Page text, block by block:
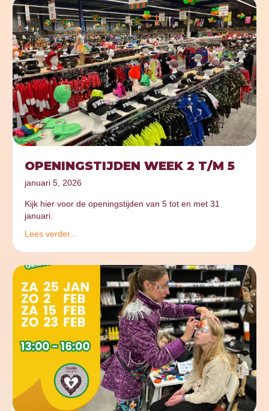
OPENINGSTIJDEN WEEK 2 T/M 5
januari 5, 2026
Kijk hier voor de openingstijden van 5 tot en met 31
januari.
Lees verder...